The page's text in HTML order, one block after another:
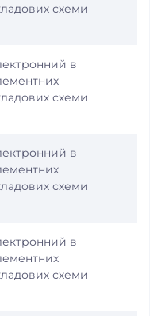
схеми
в
схеми
в
схеми
в
схеми